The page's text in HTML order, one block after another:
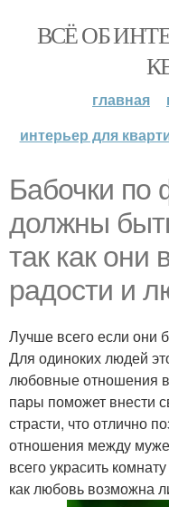
ВСЁ ОБ
главная
интерьер для
Бабочки
должны
так как они
радости и
Лучше всего если они
Для одиноких людей
любовные отношения
пары поможет внести
страсти, что отлично
отношения между
всего украсить
как любовь возможна